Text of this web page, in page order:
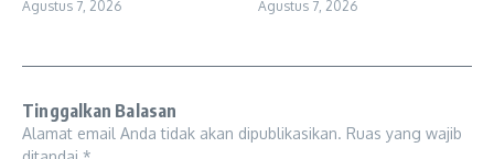
Agustus 7, 2026 Agustus 7, 2026
Tinggalkan Balasan
Alamat email Anda tidak akan dipublikasikan. Ruas yang wajib